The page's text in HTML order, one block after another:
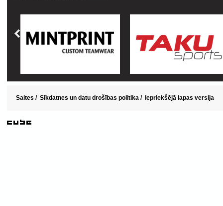
Saites / Sīkdatnes un datu drošības politika / Iepriekšējā lapas versija